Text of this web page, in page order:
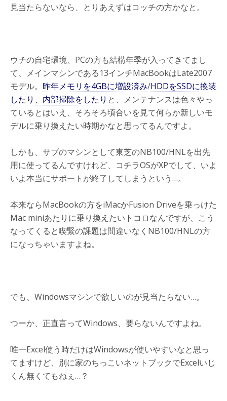
見当たらないなら、とりあえずはコッチの方かなと。
ウチの自宅環境、PCの方も結構年季が入ってきてまし
て、メインマシンである13インチMacBookはLate2007
モデル。 昨年メモリを4GBに増設済み/HDDをSSDに換装
したり、内部掃除をしたり と、メンテナンスは色々やっ
ているとはいえ、そろそろ頃合いを見て何らか新しいモ
デルに乗り換えたい時期かなと思ってるんですよ。
しかも、サブのマシンとして東芝のNB100/HNLを出先
用に使ってるんですけれど、コチラOSがXPでして、いよ
いよ本当にサポートが終了してしまうという…。
本来ならMacBookの方をiMacかFusion Driveを乗っけた
Mac miniあたりに乗り換えたいトコロなんですが、こう
なってくると喫緊の課題は間違いなくNB100/HNLの方
になっちゃいますよね。
でも、Windowsマシンで欲しいのが見当たらない…。
つーか、正直言ってWindows、要らないんですよね。
唯一Excel使う時だけはWindowsが使いやすいなと思っ
てますけど、別に家のちっこいネットブックでExcelいじ
くん無くてもねぇ…？